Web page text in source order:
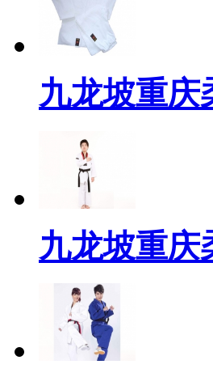
九龙坡重庆
九龙坡重庆